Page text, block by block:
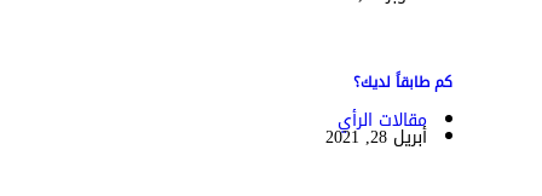
كم طابقاً لديك؟
مقالات الرأي
أبريل 28, 2021